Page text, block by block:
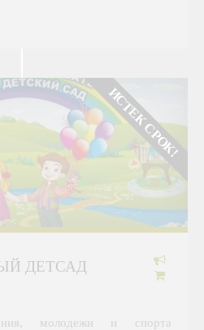
ИСТЕК СРОК!
ДЕТСАД
молодежи и спорта